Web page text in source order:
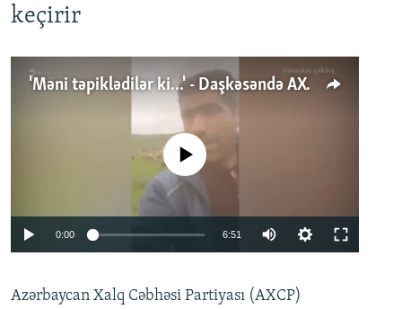
keçirir
'Məni təpiklədilər ki...' - Daşkəsəndə AXCP fəalının yaxınları onun həbsinə etiraz edirlər
No media source currently available
0:00 6:51
360p
Azərbaycan Xalq Cəbhəsi Partiyası (AXCP)